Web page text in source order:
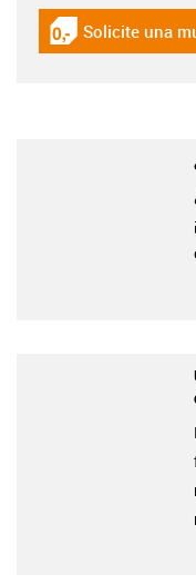
igus-icon-
Solicite una